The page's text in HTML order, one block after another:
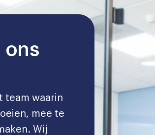
ons
team waarin
mee te
Wij